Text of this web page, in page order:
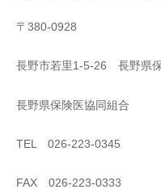
〒380-0928
長野市若里1-5-26 長野県
長野県保険医協同組合
TEL 026-223-0345
FAX 026-223-0333